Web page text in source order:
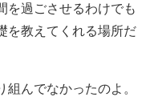
を過ごさせるわけでも
を教えてくれる場所だ
んでなかったのよ。